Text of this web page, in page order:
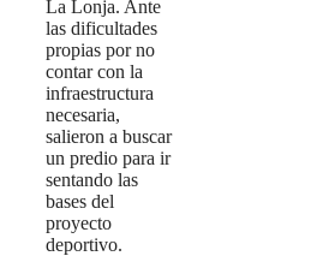
La Lonja. Ante
las dificultades
propias por no
contar con la
infraestructura
necesaria,
salieron a buscar
un predio para ir
sentando las
bases del
proyecto
deportivo.